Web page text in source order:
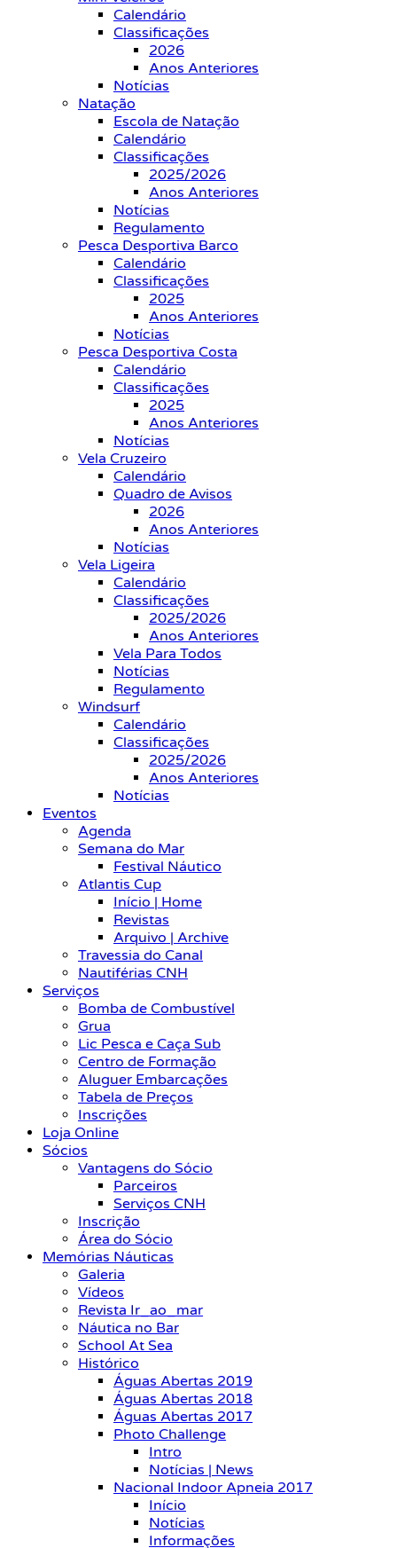
Calendário
Classificações
2026
Anos Anteriores
Notícias
Natação
Escola de Natação
Calendário
Classificações
2025/2026
Anos Anteriores
Notícias
Regulamento
Pesca Desportiva Barco
Calendário
Classificações
2025
Anos Anteriores
Notícias
Pesca Desportiva Costa
Calendário
Classificações
2025
Anos Anteriores
Notícias
Vela Cruzeiro
Calendário
Quadro de Avisos
2026
Anos Anteriores
Notícias
Vela Ligeira
Calendário
Classificações
2025/2026
Anos Anteriores
Vela Para Todos
Notícias
Regulamento
Windsurf
Calendário
Classificações
2025/2026
Anos Anteriores
Notícias
Eventos
Agenda
Semana do Mar
Festival Náutico
Atlantis Cup
Início | Home
Revistas
Arquivo | Archive
Travessia do Canal
Nautiférias CNH
Serviços
Bomba de Combustível
Grua
Lic Pesca e Caça Sub
Centro de Formação
Aluguer Embarcações
Tabela de Preços
Inscrições
Loja Online
Sócios
Vantagens do Sócio
Parceiros
Serviços CNH
Inscrição
Área do Sócio
Memórias Náuticas
Galeria
Vídeos
Revista Ir_ao_mar
Náutica no Bar
School At Sea
Histórico
Águas Abertas 2019
Águas Abertas 2018
Águas Abertas 2017
Photo Challenge
Intro
Notícias | News
Nacional Indoor Apneia 2017
Início
Notícias
Informações